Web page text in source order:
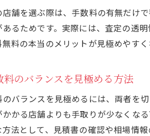
手
舗を選ぶ際は、手数料の有無だけ
るためです。実際には、査定の透
料の本当のメリットが見極めやす
料のバランスを見極める方法
バランスを見極めるには、両者を
かる店舗よりも手取りが少なくな
法として、見積書の確認や相場情